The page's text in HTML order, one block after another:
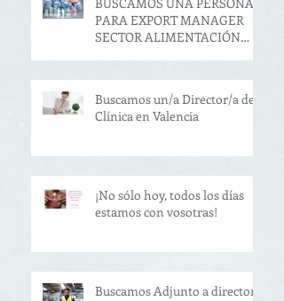
PARA EXPORT MANAGER
SECTOR ALIMENTACIÓN
Buscamos un/a Director/a de
Clínica en Valencia
¡No sólo hoy, todos los días
estamos con vosotras!
Buscamos Adjunto a director